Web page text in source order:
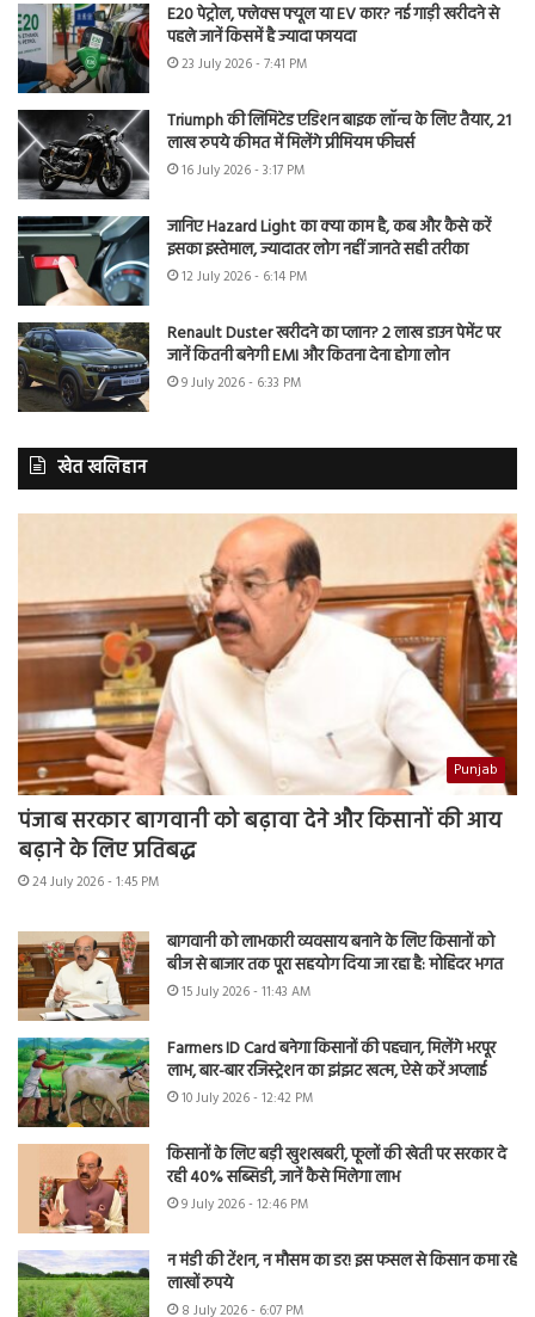
E20 पेट्रोल, फ्लेक्स फ्यूल या EV कार? नई गाड़ी खरीदने से
पहले जानें किसमें है ज्यादा फायदा
23 July 2026 - 7:41 PM
Triumph की लिमिटेड एडिशन बाइक लॉन्च के लिए तैयार, 21
लाख रुपये कीमत में मिलेंगे प्रीमियम फीचर्स
16 July 2026 - 3:17 PM
जानिए Hazard Light का क्या काम है, कब और कैसे करें
इसका इस्तेमाल, ज्यादातर लोग नहीं जानते सही तरीका
12 July 2026 - 6:14 PM
Renault Duster खरीदने का प्लान? 2 लाख डाउन पेमेंट पर
जानें कितनी बनेगी EMI और कितना देना होगा लोन
9 July 2026 - 6:33 PM
खेत खलिहान
Punjab
पंजाब सरकार बागवानी को बढ़ावा देने और किसानों की आय
बढ़ाने के लिए प्रतिबद्ध
24 July 2026 - 1:45 PM
बागवानी को लाभकारी व्यवसाय बनाने के लिए किसानों को
बीज से बाजार तक पूरा सहयोग दिया जा रहा है: मोहिंदर भगत
15 July 2026 - 11:43 AM
Farmers ID Card बनेगा किसानों की पहचान, मिलेंगे भरपूर
लाभ, बार-बार रजिस्ट्रेशन का झंझट खत्म, ऐसे करें अप्लाई
10 July 2026 - 12:42 PM
किसानों के लिए बड़ी खुशखबरी, फूलों की खेती पर सरकार दे
रही 40% सब्सिडी, जानें कैसे मिलेगा लाभ
9 July 2026 - 12:46 PM
न मंडी की टेंशन, न मौसम का डर! इस फसल से किसान कमा रहे
लाखों रुपये
8 July 2026 - 6:07 PM